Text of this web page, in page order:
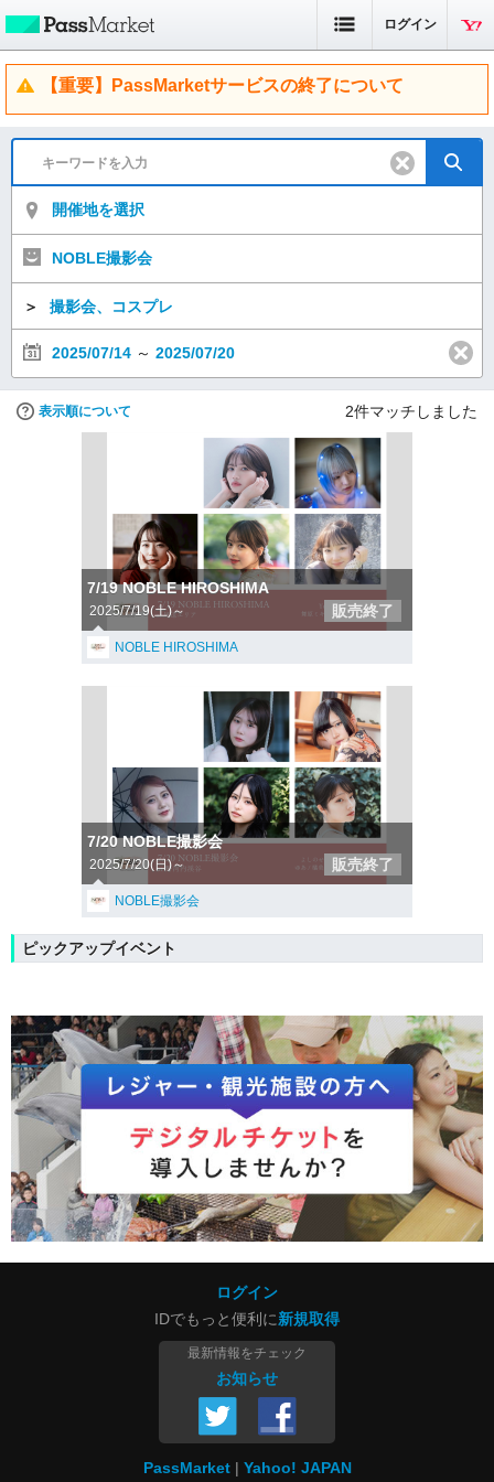
ログイン
【重要】PassMarketサービスの終了について
開催地を選択
NOBLE撮影会
＞ 撮影会、コスプレ
2025/07/14 ～ 2025/07/20
表示順について 2件マッチしました
7/19 NOBLE HIROSHIMA
2025/7/19(土)～ 販売終了
NOBLE HIROSHIMA
7/20 NOBLE撮影会
2025/7/20(日)～ 販売終了
NOBLE撮影会
ピックアップイベント
ログイン
IDでもっと便利に新規取得
最新情報をチェック
お知らせ
PassMarket Yahoo! JAPAN